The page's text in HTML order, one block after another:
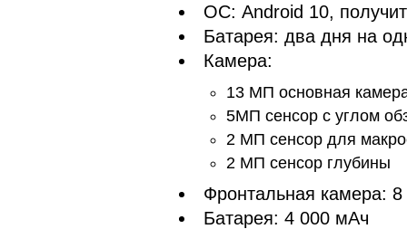
ОС: Android 10,
Батарея: два дня на
Камера:
13 МП основная
5МП сенсор с углом
2 МП сенсор для
2 МП сенсор глубины
Фронтальная камера:
Батарея: 4 000 мАч